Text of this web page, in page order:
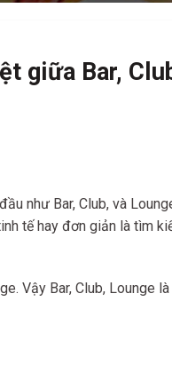
giữa Bar,
như Bar, Club, và
tế hay đơn giản là tìm
Vậy Bar, Club, Lounge